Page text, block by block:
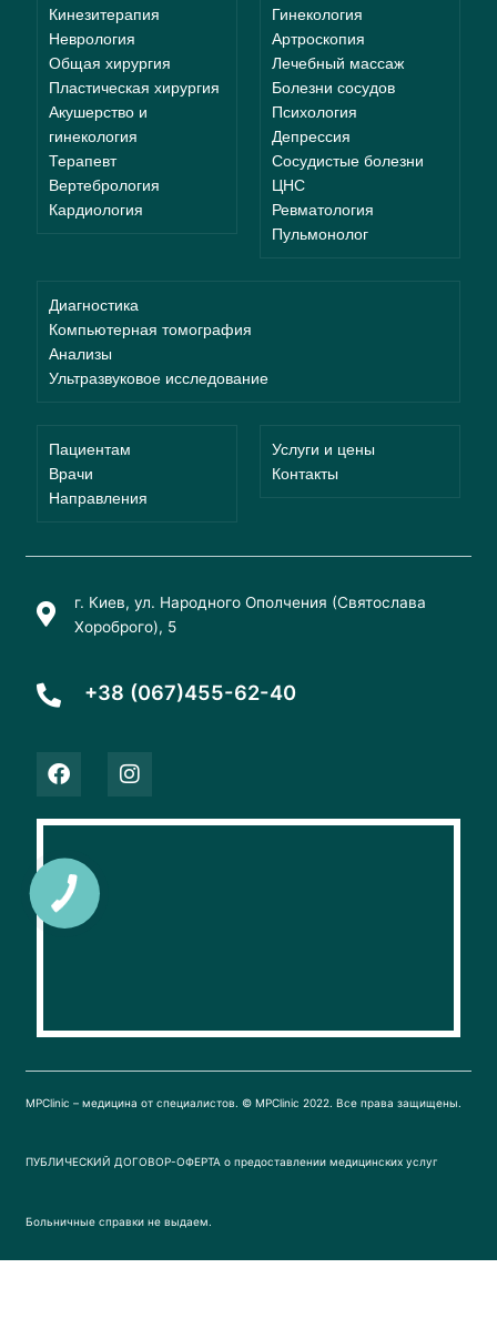
Кинезитерапия
Неврология
Общая хирургия
Пластическая хирургия
Акушерство и
гинекология
Терапевт
Вертебрология
Кардиология
Гинекология
Артроскопия
Лечебный массаж
Болезни сосудов
Психология
Депрессия
Сосудистые болезни
ЦНС
Ревматология
Пульмонолог
Диагностика
Компьютерная томография
Анализы
Ультразвуковое исследование
Пациентам
Врачи
Направления
Услуги и цены
Контакты
г. Киев, ул. Народного Ополчения (Святослава
Хороброго), 5
+38 (067)455-62-40
F
a
e
o
o
k
I
n
t
MPClinic – медицина от специалистов. © MPClinic 2022. Все права защищены.
ПУБЛИЧЕСКИЙ ДОГОВОР-ОФЕРТА о предоставлении медицинских услуг
Больничные справки не выдаем.